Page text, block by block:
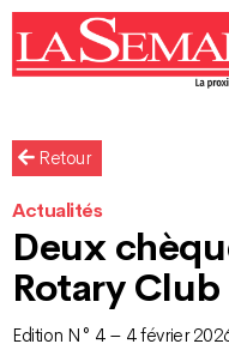
Retour
Actualités
Deux
Rotary Club
Edition N° 4 – 4 février